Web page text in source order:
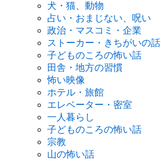
犬・猫、動物
占い・おまじない、呪い
政治・マスコミ・企業
ストーカー・きちがいの話
子どものころの怖い話
田舎・地方の習慣
怖い映像
ホテル・旅館
エレベーター・密室
一人暮らし
子どものころの怖い話
宗教
山の怖い話